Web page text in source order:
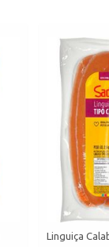
Linguiça